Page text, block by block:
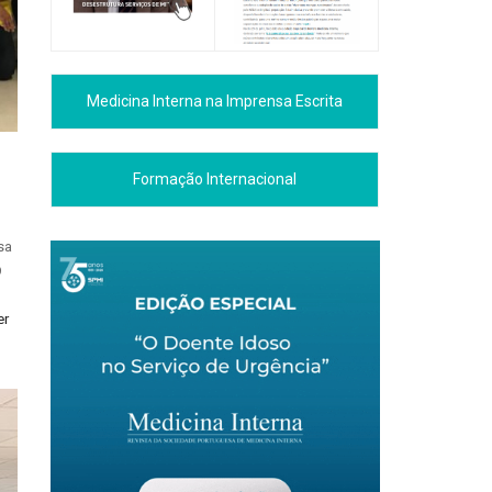
Medicina Interna na Imprensa Escrita
Formação Internacional